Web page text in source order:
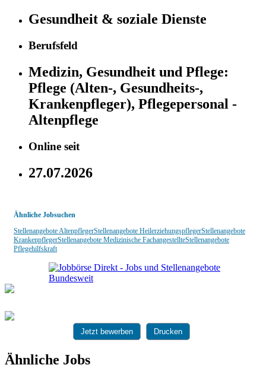
Gesundheit & soziale Dienste
Berufsfeld
Medizin, Gesundheit und Pflege:
Pflege (Alten-, Gesundheits-,
Krankenpfleger), Pflegepersonal -
Altenpflege
Online seit
27.07.2026
Ähnliche Jobsuchen
Stellenangebote AltenpflegerStellenangebote HeilerziehungspflegerStellenangebote
KrankenpflegerStellenangebote Medizinische FachangestellteStellenangebote
Pflegehilfskraft
Jetzt bewerben Drucken
Ähnliche Jobs